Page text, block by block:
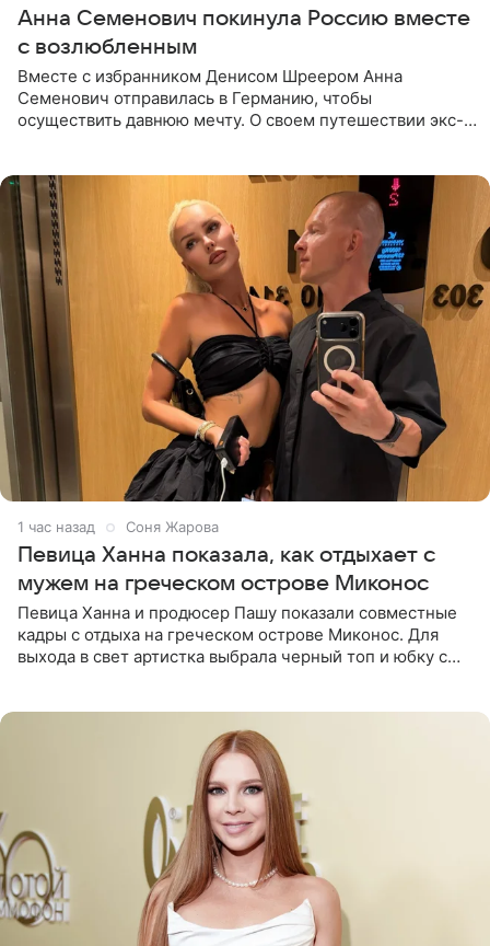
Анна Семенович покинула Россию вместе
с возлюбленным
Вместе с избранником Денисом Шреером Анна
Семенович отправилась в Германию, чтобы
осуществить давнюю мечту. О своем путешествии экс-
1 час назад Соня Жарова
Певица Ханна показала, как отдыхает с
мужем на греческом острове Миконос
Певица Ханна и продюсер Пашу показали совместные
кадры с отдыха на греческом острове Миконос. Для
выхода в свет артистка выбрала черный топ и юбку с